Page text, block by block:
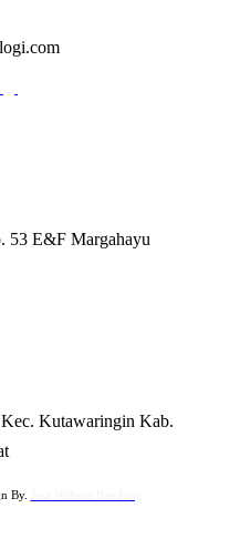
53 E&F Margahayu
Kutawaringin Kab.
By.